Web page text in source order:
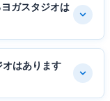
ガスタジオは
はあります